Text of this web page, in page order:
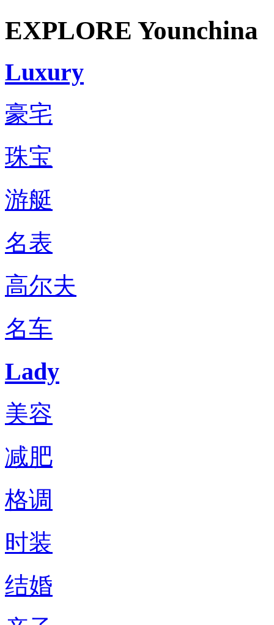
EXPLORE Younchina
Luxury
豪宅
珠宝
游艇
名表
高尔夫
名车
Lady
美容
减肥
格调
时装
结婚